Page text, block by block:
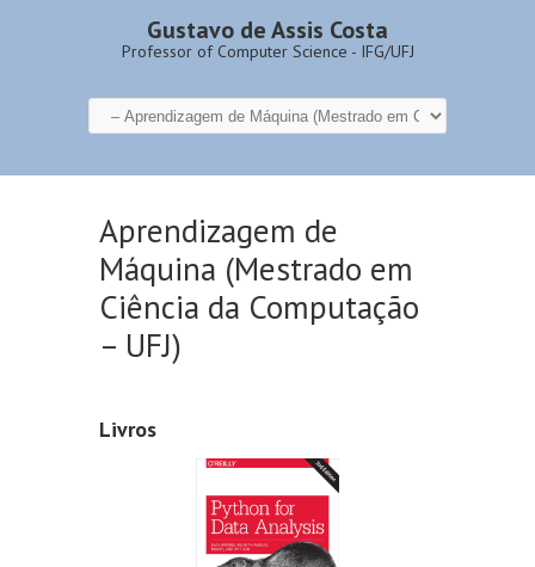
Gustavo de Assis Costa
Professor of Computer Science - IFG/UFJ
Aprendizagem de
Máquina (Mestrado em
Ciência da Computação
– UFJ)
Livros